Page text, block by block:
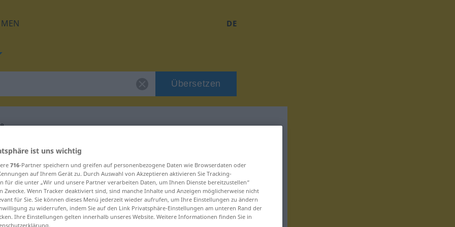
DE
Übersetzen
"Gedenksäule"
ist uns wichtig
716-Partner speichern und greifen auf personenbezogene Daten wie Browserdaten oder
auf Ihrem Gerät zu. Durch Auswahl von Akzeptieren aktivieren Sie Tracking-
für die unter „Wir und unsere Partner verarbeiten Daten, um Ihnen Dienste bereitzustellen“
Zwecke. Wenn Tracker deaktiviert sind, sind manche Inhalte und Anzeigen möglicherweise nicht
für Sie. Sie können dieses Menü jederzeit wieder aufrufen, um Ihre Einstellungen zu ändern
zu widerrufen, indem Sie auf den Link Privatsphäre-Einstellungen am unteren Rand der
Ihre Einstellungen gelten innerhalb unseres Website. Weitere Informationen finden Sie in